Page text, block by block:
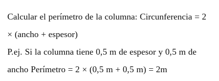
Calcular el perímetro de la columna: Circunferencia = 2
× (ancho + espesor)
P.ej. Si la columna tiene 0,5 m de espesor y 0,5 m de
ancho Perímetro = 2 × (0,5 m + 0,5 m) = 2m